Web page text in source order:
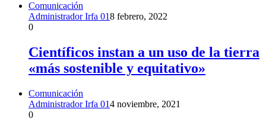
Comunicación
Administrador Irfa 018 febrero, 2022
0
Científicos instan a un uso de la tierra
«más sostenible y equitativo»
Comunicación
Administrador Irfa 014 noviembre, 2021
0